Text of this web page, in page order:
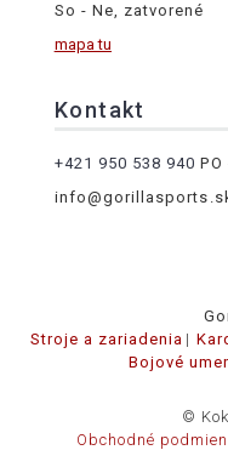
So - Ne, zatvorené
mapa tu
Kontakt
+421 950 538 940 PO
Stroje a zariadenia
Bojové
©
Obchodné